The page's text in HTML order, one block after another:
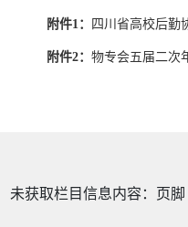
附件1： 四川省高校后勤
附件2： 物专会五届二次
未获取栏目信息内容：页脚